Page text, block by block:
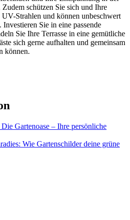
schützen Sie sich und Ihre
Strahlen und können unbeschwert
Sie in eine passende
Sie Ihre Terrasse in eine gemütliche
sich gerne aufhalten und gemeinsam
können.
Die Gartenoase – Ihre persönliche
Wie Gartenschilder deine grüne